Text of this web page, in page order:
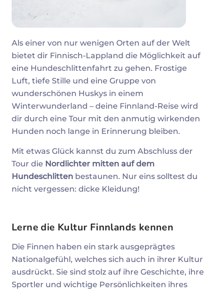
Als einer von nur wenigen Orten auf der Welt
bietet dir Finnisch-Lappland die Möglichkeit auf
eine Hundeschlittenfahrt zu gehen. Frostige
Luft, tiefe Stille und eine Gruppe von
wunderschönen Huskys in einem
Winterwunderland – deine Finnland-Reise wird
dir durch eine Tour mit den anmutig wirkenden
Hunden noch lange in Erinnerung bleiben.
Mit etwas Glück kannst du zum Abschluss der
Tour die Nordlichter mitten auf dem
Hundeschlitten bestaunen. Nur eins solltest du
nicht vergessen: dicke Kleidung!
Lerne die Kultur Finnlands kennen
Die Finnen haben ein stark ausgeprägtes
Nationalgefühl, welches sich auch in ihrer Kultur
ausdrückt. Sie sind stolz auf ihre Geschichte, ihre
Sportler und wichtige Persönlichkeiten ihres